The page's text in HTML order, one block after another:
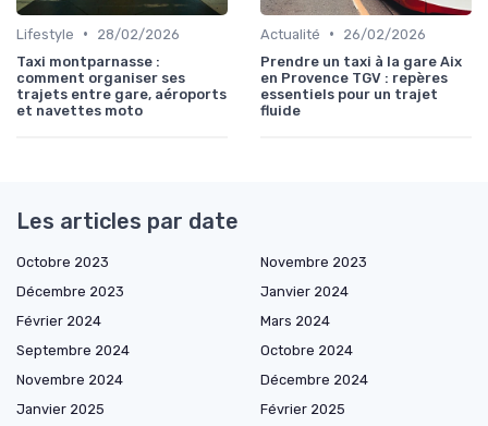
Lifestyle •
28/02/2026
Taxi montparnasse :
comment organiser ses
trajets entre gare, aéroports
et navettes moto
Actualité •
26/02/2026
Prendre un taxi à la gare Aix
en Provence TGV : repères
essentiels pour un trajet
fluide
Les articles par date
Octobre 2023
Novembre 2023
Décembre 2023
Janvier 2024
Février 2024
Mars 2024
Septembre 2024
Octobre 2024
Novembre 2024
Décembre 2024
Janvier 2025
Février 2025